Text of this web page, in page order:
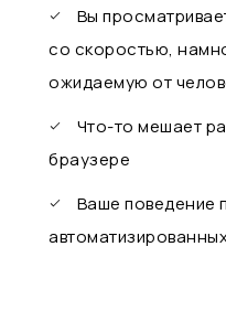
Вы
со скоростью,
ожидаемую от
Что-то мешает
браузере
Ваше поведение